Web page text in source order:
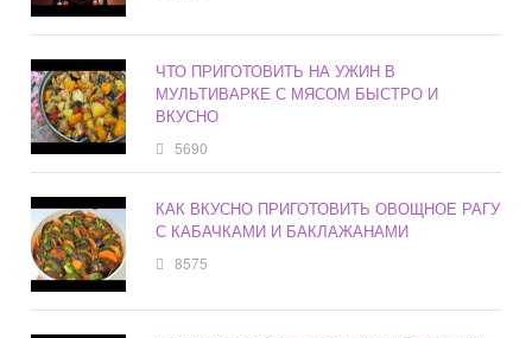
ЧТО ПРИГОТОВИТЬ НА УЖИН В
МУЛЬТИВАРКЕ С МЯСОМ БЫСТРО И
ВКУСНО
5690
КАК ВКУСНО ПРИГОТОВИТЬ ОВОЩНОЕ РАГУ
С КАБАЧКАМИ И БАКЛАЖАНАМИ
8575